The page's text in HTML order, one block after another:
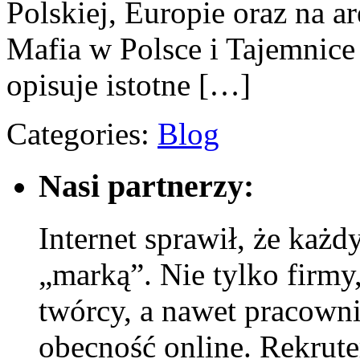
Polskiej, Europie oraz na
Mafia w Polsce i
opisuje istotne […]
Categories: Blog
Nasi partnerzy:
Internet sprawił, że
„marką”. Nie tylko
twórcy, a nawet
obecność online.